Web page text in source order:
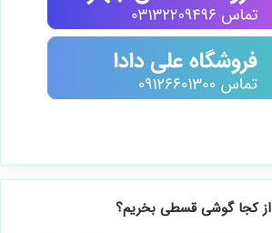
از کجا گوشی قسطی بخریم؟